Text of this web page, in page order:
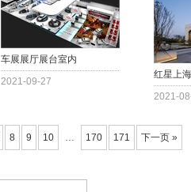
车展展厅展台室内
2021-09-27
红星上
2021-
8 9 10 … 170 171 下一页 »